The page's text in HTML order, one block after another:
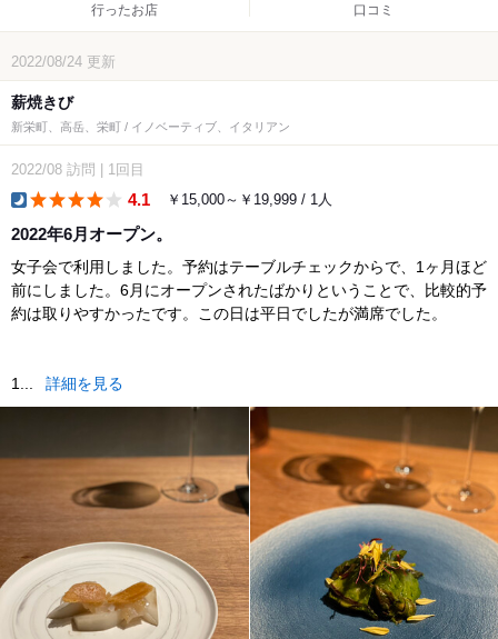
行ったお店 口コミ
2022/08/24 更新
薪焼きび
新栄町、高岳、栄町 / イノベーティブ、イタリアン
2022/08 訪問 1回目
4.1 ￥15,000～￥19,999 / 1人
2022年6月オープン。
女子会で利用しました。予約はテーブルチェックからで、1ヶ月ほど
前にしました。6月にオープンされたばかりということで、比較的予
約は取りやすかったです。この日は平日でしたが満席でした。
1... 詳細を見る